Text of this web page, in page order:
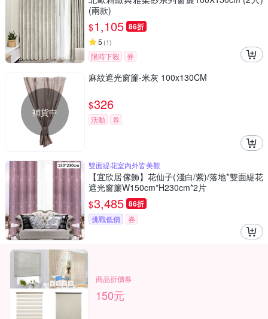
(兩款)
$1,105 86折
5 (1)
限時下殺 券
補貨中
麻紋遮光窗簾-米灰 100x130CM
$326
活動 券
雙面緹花室內外皆美觀
【宜欣居傢飾】花仙子(淺白/紫)/落地*雙面緹花
遮光窗簾W150cm*H230cm*2片
$3,485 86折
挑戰低價 券
商品折價券
150元